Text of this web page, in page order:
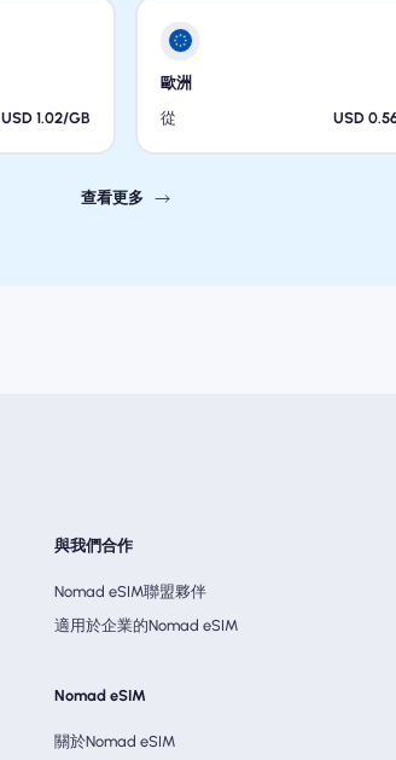
USD 1.02/GB
歐洲
從
USD
查看更多
與我們合作
Nomad eSIM聯盟夥伴
適用於企業的Nomad eSIM
Nomad eSIM
關於Nomad eSIM